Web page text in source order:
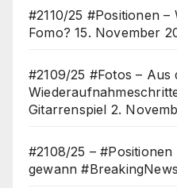
#2110/25 #Positionen –
Fomo? 15. November
#2109/25 #Fotos – Aus
Gitarrenspiel 2.
#2108/25 –
gewann #BreakingNews